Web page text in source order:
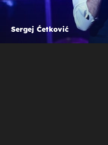
Sergej Ćetković